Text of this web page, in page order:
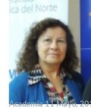
Academia 11 Mayo,